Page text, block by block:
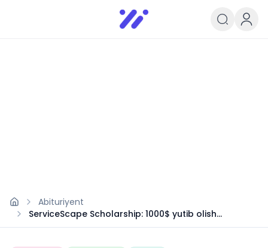
Infoedu
Ta&#039;lim xabarlari va
Abituriyent
ServiceScape Scholarship: 1000$ yutib olish
imkoniyati